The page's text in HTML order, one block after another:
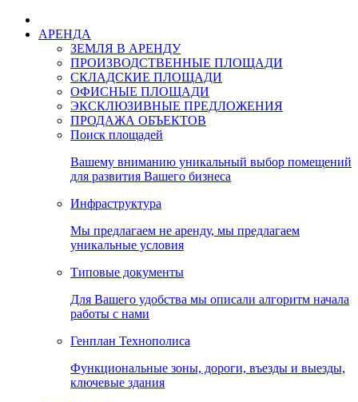
АРЕНДА
ЗЕМЛЯ В АРЕНДУ
ПРОИЗВОДСТВЕННЫЕ ПЛОЩАДИ
СКЛАДСКИЕ ПЛОЩАДИ
ОФИСНЫЕ ПЛОЩАДИ
ЭКСКЛЮЗИВНЫЕ ПРЕДЛОЖЕНИЯ
ПРОДАЖА ОБЪЕКТОВ
Поиск площадей
Вашему вниманию уникальный выбор помещений
для развития Вашего бизнеса
Инфраструктура
Мы предлагаем не аренду, мы предлагаем
уникальные условия
Типовые документы
Для Вашего удобства мы описали алгоритм начала
работы с нами
Генплан Технополиса
Функциональные зоны, дороги, въезды и выезды,
ключевые здания